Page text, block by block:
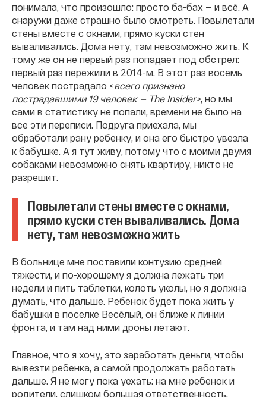
понимала, что произошло: просто ба-бах — и всë. А
снаружи даже страшно было смотреть. Повылетали
стены вместе с окнами, прямо куски стен
вываливались. Дома нету, там невозможно жить. К
тому же он не первый раз попадает под обстрел:
первый раз пережили в 2014-м. В этот раз восемь
человек пострадало <всего признано
пострадавшими 19 человек — The Insider>, но мы
сами в статистику не попали, времени не было на
все эти переписи. Подруга приехала, мы
обработали рану ребенку, и она его быстро увезла
к бабушке. А я тут живу, потому что с моими двумя
собаками невозможно снять квартиру, никто не
разрешит.
Повылетали стены вместе с окнами,
прямо куски стен вываливались. Дома
нету, там невозможно жить
В больнице мне поставили контузию средней
тяжести, и по-хорошему я должна лежать три
недели и пить таблетки, колоть уколы, но я должна
думать, что дальше. Ребенок будет пока жить у
бабушки в поселке Весëлый, он ближе к линии
фронта, и там над ними дроны летают.
Главное, что я хочу, это заработать деньги, чтобы
вывезти ребенка, а самой продолжать работать
дальше. Я не могу пока уехать: на мне ребенок и
родители, слишком большая ответственность.